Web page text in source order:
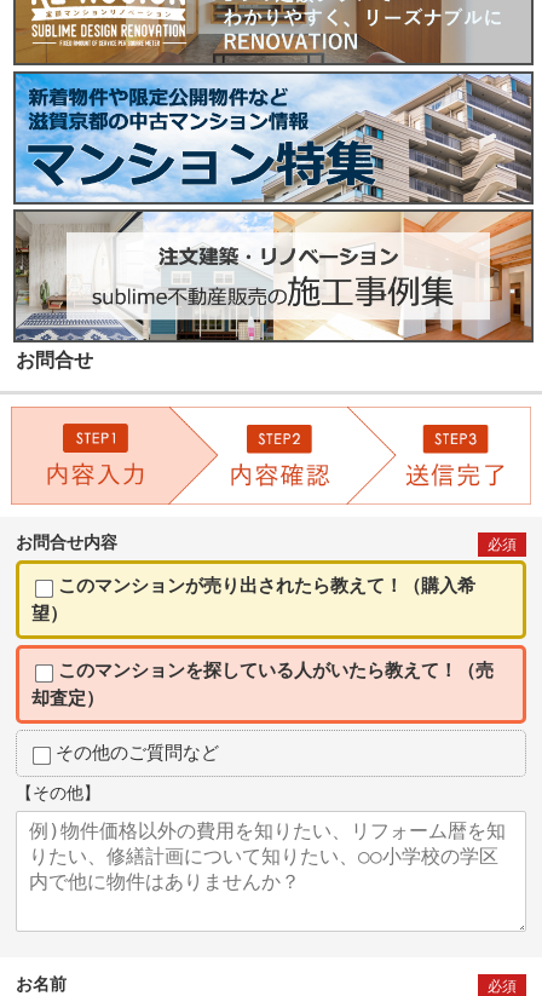
お問合せ
お問合せ内容 必須
このマンションが売り出されたら教えて！（購入希
望）
このマンションを探している人がいたら教えて！（売
却査定）
その他のご質問など
【その他】
お名前 必須